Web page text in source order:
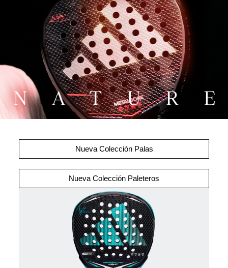
Nueva Colección Palas
Nueva Colección Paleteros